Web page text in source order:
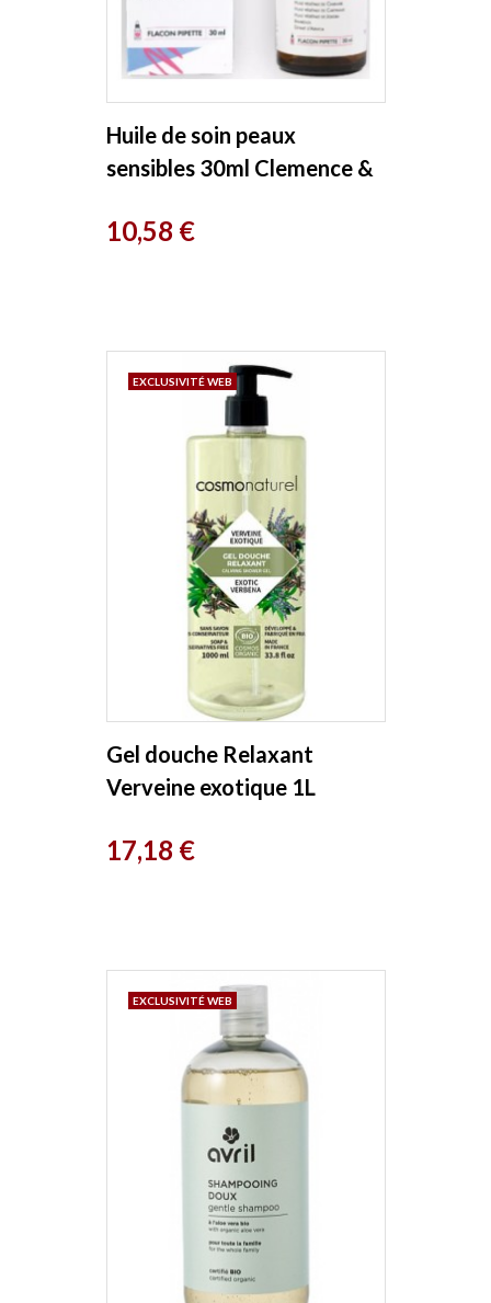
Huile de soin peaux
sensibles 30ml Clemence &
Prix
10,58 €
Gel douche Relaxant
Verveine exotique 1L
Prix
17,18 €
EXCLUSIVITÉ WEB
EXCLUSIVITÉ WEB